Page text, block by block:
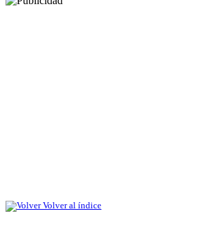
Volver al índice